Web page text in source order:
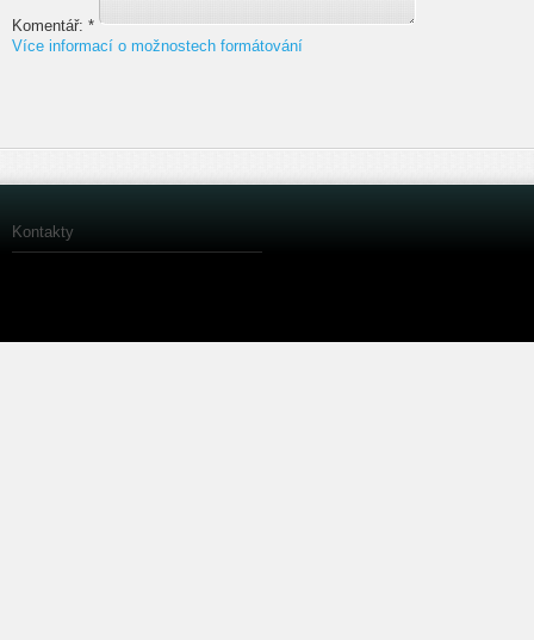
Komentář: *
Více informací o možnostech formátování
Kontakty